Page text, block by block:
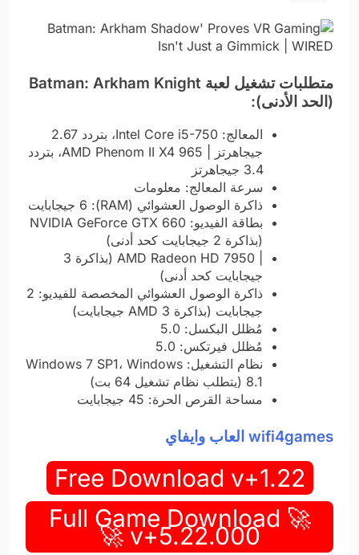
متطلبات تشغيل لعبة Batman: Arkham Knight
(الحد الأدنى):
المعالج: Intel Core i5-750، بتردد 2.67
جيجاهرتز | AMD Phenom II X4 965، بتردد
3.4 جيجاهرتز
سرعة المعالج: معلومات
ذاكرة الوصول العشوائي (RAM): 6 جيجابايت
بطاقة الفيديو: NVIDIA GeForce GTX 660
(بذاكرة 2 جيجابايت كحد أدنى)
| AMD Radeon HD 7950 (بذاكرة 3
جيجابايت كحد أدنى)
ذاكرة الوصول العشوائي المخصصة للفيديو: 2
جيجابايت (بذاكرة AMD 3 جيجابايت)
مُظلل البكسل: 5.0
مُظلل فيرتكس: 5.0
نظام التشغيل: Windows 7 SP1، Windows
8.1 (يتطلب نظام تشغيل 64 بت)
مساحة القرص الحرة: 45 جيجابايت
wifi4games العاب وايفاي
Free Download v+1.22
🚀 Full Game Download
v+5.22.000 🚀